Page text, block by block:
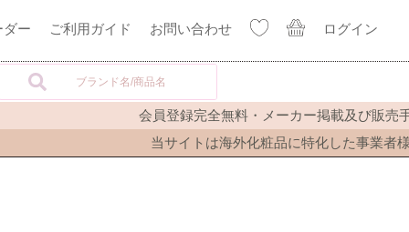
ダー ご利用ガイド お問い合わせ ログイン
会員登録完全無料・メーカー掲載及び販売
当サイトは海外化粧品に特化した事業者様